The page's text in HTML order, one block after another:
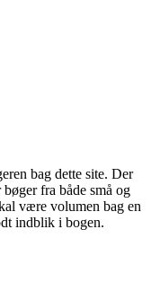
bag dette site. Der
fra både små og
være volumen bag en
indblik i bogen.